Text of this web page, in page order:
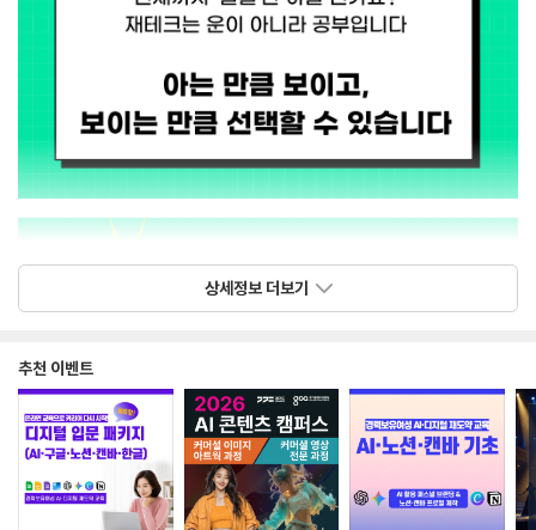
상세정보 더보기
추천 이벤트